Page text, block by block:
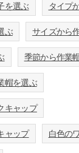
を選ぶ タイプ
ぶ サイズから
季節から作業
帽を選ぶ
キャップ
ャップ 白色の